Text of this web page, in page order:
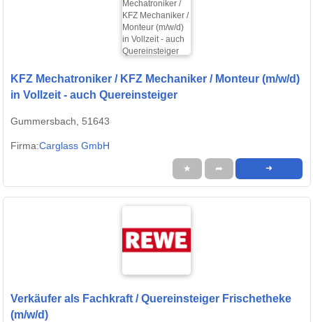
KFZ Mechatroniker / KFZ Mechaniker / Monteur (m/w/d)
in Vollzeit - auch Quereinsteiger
Gummersbach, 51643
Firma:Carglass GmbH
★ ➦ ➜
Verkäufer als Fachkraft / Quereinsteiger Frischetheke
(m/w/d)